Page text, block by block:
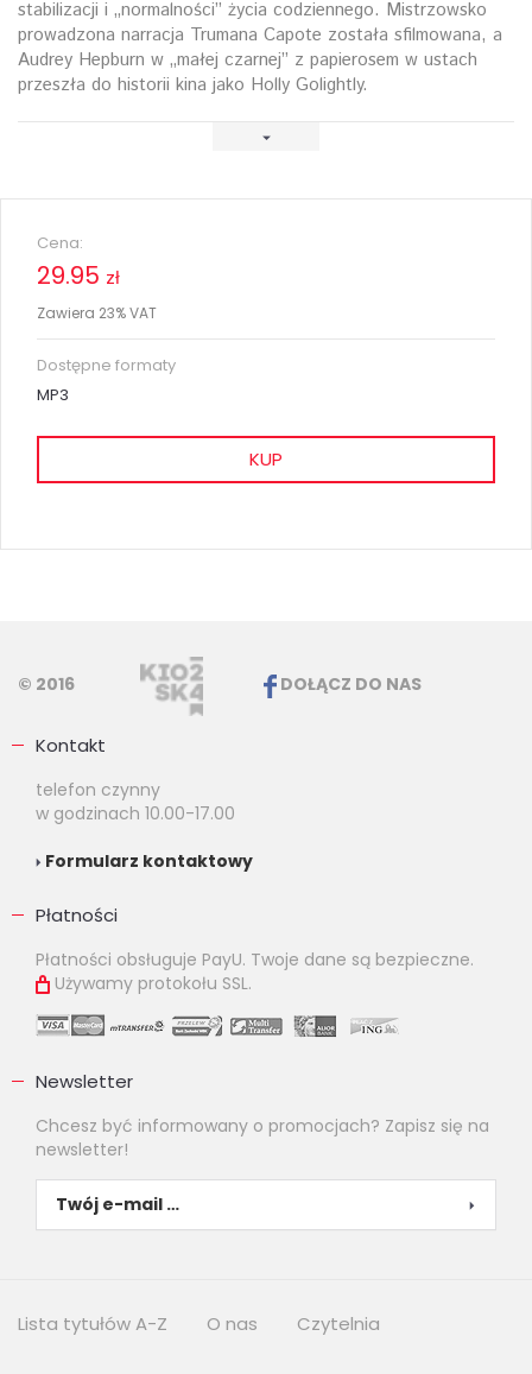
stabilizacji i „normalności” życia codziennego. Mistrzowsko
prowadzona narracja Trumana Capote została sfilmowana, a
Audrey Hepburn w „małej czarnej” z papierosem w ustach
przeszła do historii kina jako Holly Golightly.
Cena:
29.95 zł
Zawiera 23% VAT
Dostępne formaty
MP3
KUP
© 2016 DOŁĄCZ DO NAS
Kontakt
telefon czynny
w godzinach 10.00-17.00
Formularz kontaktowy
Płatności
Płatności obsługuje PayU. Twoje dane są bezpieczne.
Używamy protokołu SSL.
Newsletter
Chcesz być informowany o promocjach? Zapisz się na
newsletter!
Lista tytułów A-Z O nas Czytelnia